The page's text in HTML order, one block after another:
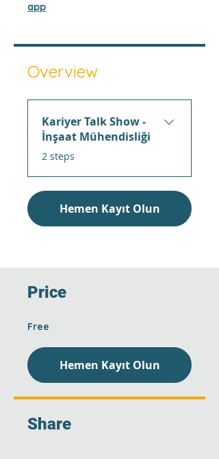
app
Overview
Kariyer Talk Show -
İnşaat Mühendisliği
.
2 steps
Hemen Kayıt Olun
Price
Free
Hemen Kayıt Olun
Share